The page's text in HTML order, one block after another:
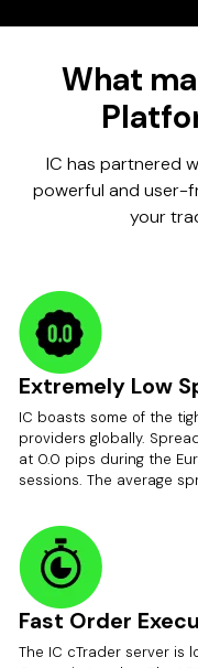
What
IC has partnered
powerful and user-
your
Extremely Low
IC boasts some of the
providers globally.
at 0.0 pips during the
sessions. The average
Fast Order
The IC cTrader server is